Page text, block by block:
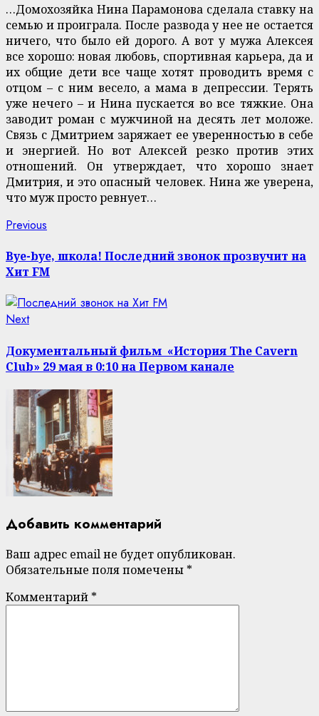
…Домохозяйка Нина Парамонова сделала ставку на
семью и проиграла. После развода у нее не остается
ничего, что было ей дорого. А вот у мужа Алексея
все хорошо: новая любовь, спортивная карьера, да и
их общие дети все чаще хотят проводить время с
отцом – с ним весело, а мама в депрессии. Терять
уже нечего – и Нина пускается во все тяжкие. Она
заводит роман с мужчиной на десять лет моложе.
Связь с Дмитрием заряжает ее уверенностью в себе
и энергией. Но вот Алексей резко против этих
отношений. Он утверждает, что хорошо знает
Дмитрия, и это опасный человек. Нина же уверена,
что муж просто ревнует…
Continue
Reading
Previous
Bye-bye, школа! Последний звонок прозвучит на
Хит FM
NextNext
Документальный фильм «История The Cavern
Club» 29 мая в 0:10 на Первом канале
Добавить комментарий
Ваш адрес email не будет опубликован.
Обязательные поля помечены *
Комментарий *